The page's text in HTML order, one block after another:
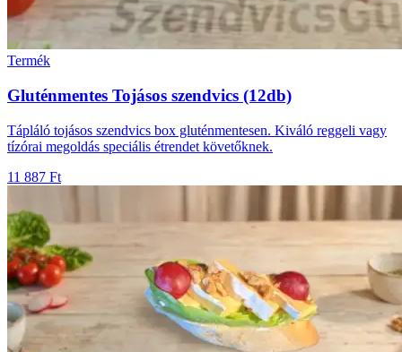
Termék
Gluténmentes Tojásos szendvics (12db)
Tápláló tojásos szendvics box gluténmentesen. Kiváló reggeli vagy
tízórai megoldás speciális étrendet követőknek.
11 887 Ft